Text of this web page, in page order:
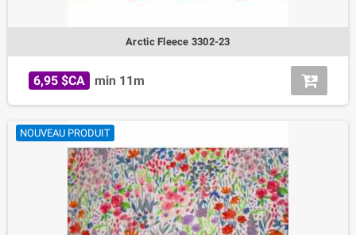
Arctic Fleece 3302-23
6,95 $CA min 11m
NOUVEAU PRODUIT